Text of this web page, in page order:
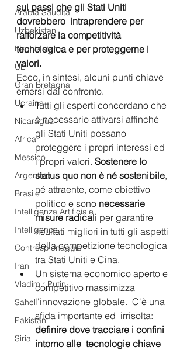
Arabia Saudita
Uzbekistan
Kirghizistan
UE
Gran Bretagna
Ucraina
Nicaragua
Africa
Messico
Argentina
Brasile
Intelligenza Artificiale
Intelligence
Controspionaggio
Iran
Vladimir Putin
Sahel
Pakistan
Siria
sui passi che gli Stati Uniti
dovrebbero  intraprendere per
rafforzare la competitività
tecnologica e per proteggerne i
valori.
Ecco, in sintesi, alcuni punti chiave
emersi dal confronto.
Tutti gli esperti concordano che
è necessario attivarsi affinché
gli Stati Uniti possano
proteggere i propri interessi ed
i propri valori. Sostenere lo
status quo non è né sostenibile,
né attraente, come obiettivo
politico e sono necessarie
misure radicali per garantire
risultati migliori in tutti gli aspetti
della competizione tecnologica
tra Stati Uniti e Cina.
Un sistema economico aperto e
competitivo massimizza
l'innovazione globale.  C'è una
sfida importante ed  irrisolta:
definire dove tracciare i confini
intorno alle  tecnologie chiave